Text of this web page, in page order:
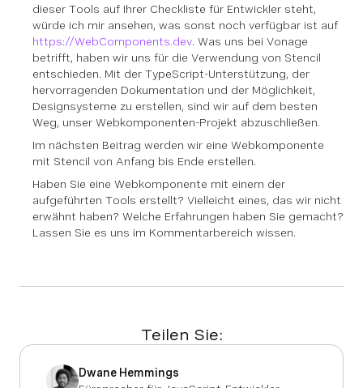
dieser Tools auf Ihrer Checkliste für Entwickler steht,
würde ich mir ansehen, was sonst noch verfügbar ist auf
https://WebComponents.dev. Was uns bei Vonage
betrifft, haben wir uns für die Verwendung von Stencil
entschieden. Mit der TypeScript-Unterstützung, der
hervorragenden Dokumentation und der Möglichkeit,
Designsysteme zu erstellen, sind wir auf dem besten
Weg, unser Webkomponenten-Projekt abzuschließen.
Im nächsten Beitrag werden wir eine Webkomponente
mit Stencil von Anfang bis Ende erstellen.
Haben Sie eine Webkomponente mit einem der
aufgeführten Tools erstellt? Vielleicht eines, das wir nicht
erwähnt haben? Welche Erfahrungen haben Sie gemacht?
Lassen Sie es uns im Kommentarbereich wissen.
Teilen Sie:
Dwane Hemmings